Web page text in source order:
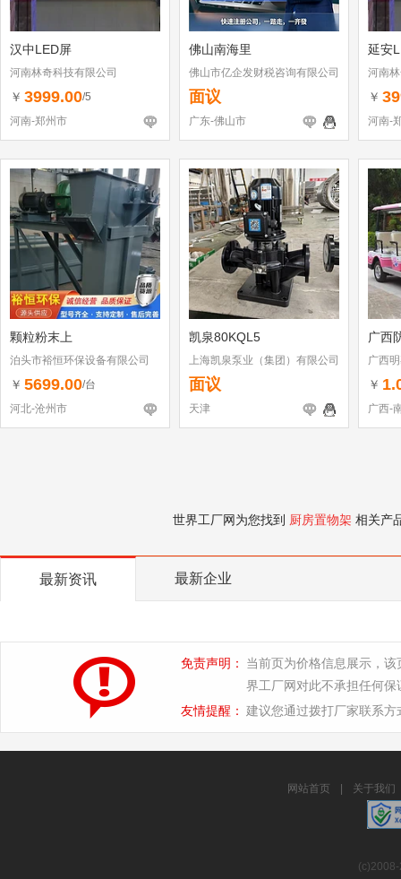
汉中LED屏
河南林奇科技有限公司
￥ 3999.00/5
河南-郑州市
佛山南海里
佛山市亿企发财税咨询有限公司
面议
广东-佛山市
延安
河南
￥
河南-
颗粒粉末上
泊头市裕恒环保设备有限公司
￥ 5699.00/台
河北-沧州市
凯泉80KQL5
上海凯泉泵业（集团）有限公司
天津分公司
面议
天津
广西
广西
￥
广西-
世界工厂网为您找到 厨房置物架 相关产
最新资讯 最新企业
免责声明：
当前页为价格信息展示，
界工厂网对此不承担任何保
友情提醒： 建议您通过拨打厂家联系
网站首页 关于我们